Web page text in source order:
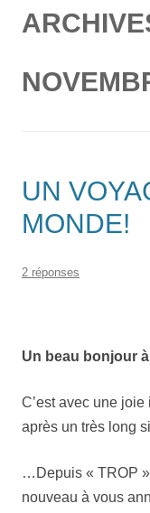
UN
MONDE!
2 réponses
Un beau bonjour
C’est avec une
après un très long
…Depuis « TROP
nouveau à vous